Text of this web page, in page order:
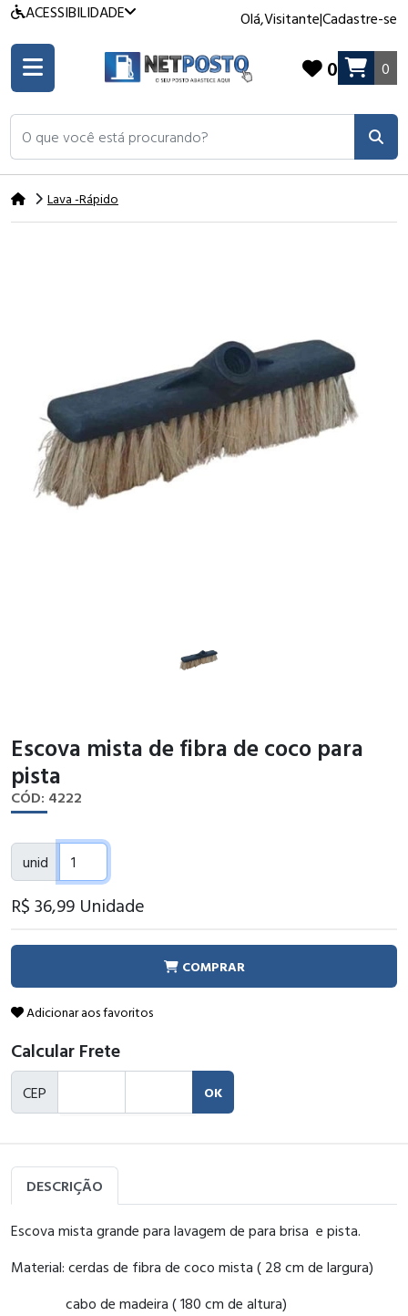
ACESSIBILIDADE Olá,Visitante|Cadastre-se
O que você está procurando?
0 0
Lava -Rápido
Escova mista de fibra de coco para
pista
CÓD: 4222
unid
R$ 36,99 Unidade
COMPRAR
Adicionar aos favoritos
Calcular Frete
CEP OK
DESCRIÇÃO
Escova mista grande para lavagem de para brisa e pista.
Material: cerdas de fibra de coco mista ( 28 cm de largura)
cabo de madeira ( 180 cm de altura)